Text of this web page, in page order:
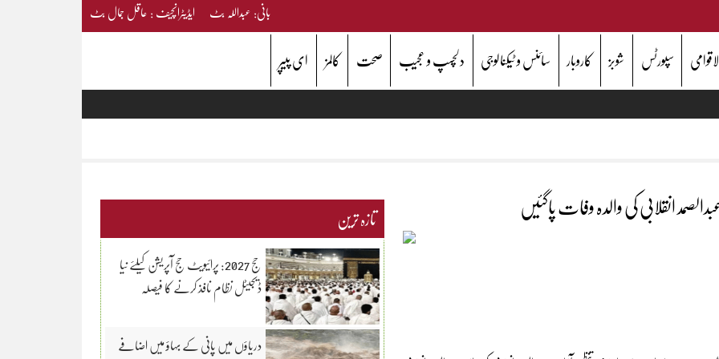
بانی: عبداللہ بٹ ایڈیٹرانچیف : عاقل جمال بٹ
سپورٹس شوبز کاروبار سائنس و ٹیکنالوجی دلچسپ و عجیب صحت کالمز ای پیپر
انقلابی کی والدہ وفات پاگئیں تازہ ترین
حج 2027: پرائیویٹ حج آپریشن کیلئے نیا
ڈیجیٹل نظام نافذ کرنے کا فیصلہ
دریاؤں میں پانی کے بہاؤ میں اضافے